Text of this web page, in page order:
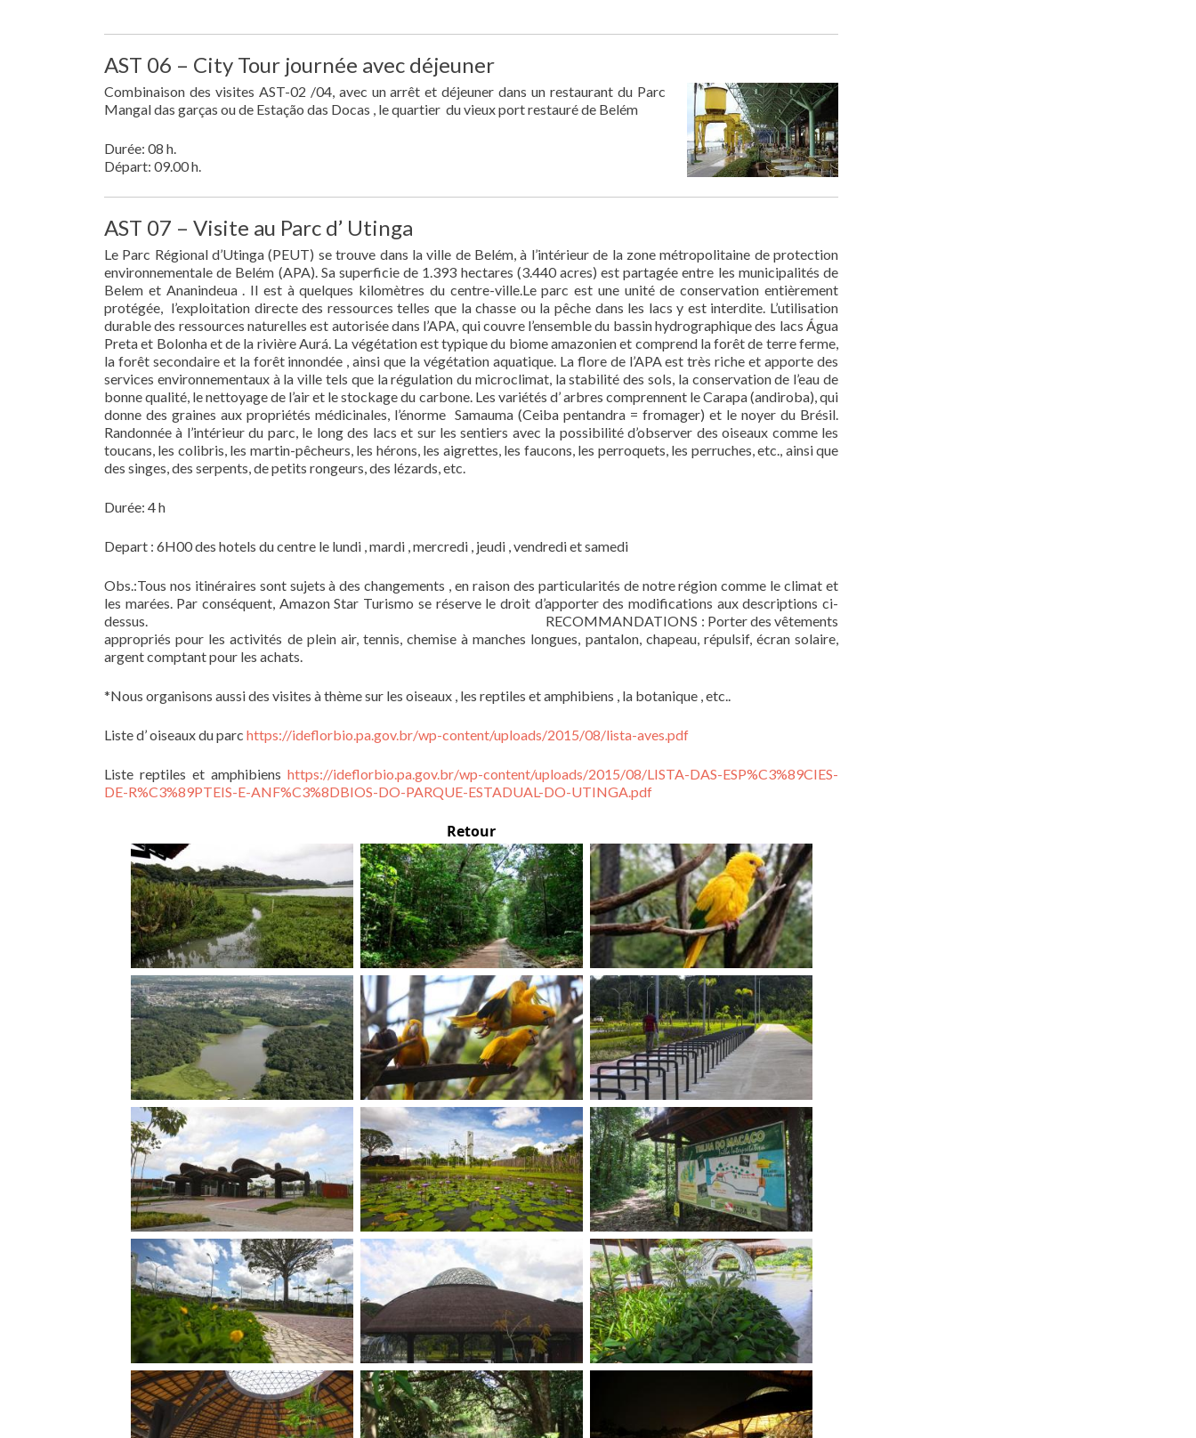
AST 06 – City Tour journée avec déjeuner
Combinaison des visites AST-02 /04, avec un arrêt et déjeuner dans un restaurant du Parc
Mangal das garças ou de Estação das Docas , le quartier du vieux port restauré de Belém
Durée: 08 h.
Départ: 09.00 h.
AST 07 – Visite au Parc d’ Utinga
Le Parc Régional d’Utinga (PEUT) se trouve dans la ville de Belém, à l’intérieur de la zone métropolitaine de protection
environnementale de Belém (APA). Sa superficie de 1.393 hectares (3.440 acres) est partagée entre les municipalités de
Belem et Ananindeua . Il est à quelques kilomètres du centre-ville.Le parc est une unité de conservation entièrement
protégée, l’exploitation directe des ressources telles que la chasse ou la pêche dans les lacs y est interdite. L’utilisation
durable des ressources naturelles est autorisée dans l’APA, qui couvre l’ensemble du bassin hydrographique des lacs Água
Preta et Bolonha et de la rivière Aurá. La végétation est typique du biome amazonien et comprend la forêt de terre ferme,
la forêt secondaire et la forêt innondée , ainsi que la végétation aquatique. La flore de l’APA est très riche et apporte des
services environnementaux à la ville tels que la régulation du microclimat, la stabilité des sols, la conservation de l’eau de
bonne qualité, le nettoyage de l’air et le stockage du carbone. Les variétés d’ arbres comprennent le Carapa (andiroba), qui
donne des graines aux propriétés médicinales, l’énorme Samauma (Ceiba pentandra = fromager) et le noyer du Brésil.
Randonnée à l’intérieur du parc, le long des lacs et sur les sentiers avec la possibilité d’observer des oiseaux comme les
toucans, les colibris, les martin-pêcheurs, les hérons, les aigrettes, les faucons, les perroquets, les perruches, etc., ainsi que
des singes, des serpents, de petits rongeurs, des lézards, etc.
Durée: 4 h
Depart : 6H00 des hotels du centre le lundi , mardi , mercredi , jeudi , vendredi et samedi
Obs.:Tous nos itinéraires sont sujets à des changements , en raison des particularités de notre région comme le climat et
les marées. Par conséquent, Amazon Star Turismo se réserve le droit d’apporter des modifications aux descriptions ci-
dessus. RECOMMANDATIONS : Porter des vêtements
appropriés pour les activités de plein air, tennis, chemise à manches longues, pantalon, chapeau, répulsif, écran solaire,
argent comptant pour les achats.
*Nous organisons aussi des visites à thème sur les oiseaux , les reptiles et amphibiens , la botanique , etc..
Liste d’ oiseaux du parc https://ideflorbio.pa.gov.br/wp-content/uploads/2015/08/lista-aves.pdf
Liste reptiles et amphibiens https://ideflorbio.pa.gov.br/wp-content/uploads/2015/08/LISTA-DAS-ESP%C3%89CIES-
DE-R%C3%89PTEIS-E-ANF%C3%8DBIOS-DO-PARQUE-ESTADUAL-DO-UTINGA.pdf
Retour